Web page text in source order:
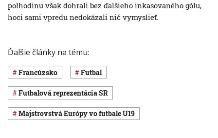
polhodinu však dohrali bez ďalšieho inkasovaného gólu,
hoci sami vpredu nedokázali nič vymyslieť.
Ďalšie články na tému:
Francúzsko Futbal
futbalová reprezentácia SR
Majstrovstvá Európy vo futbale U19